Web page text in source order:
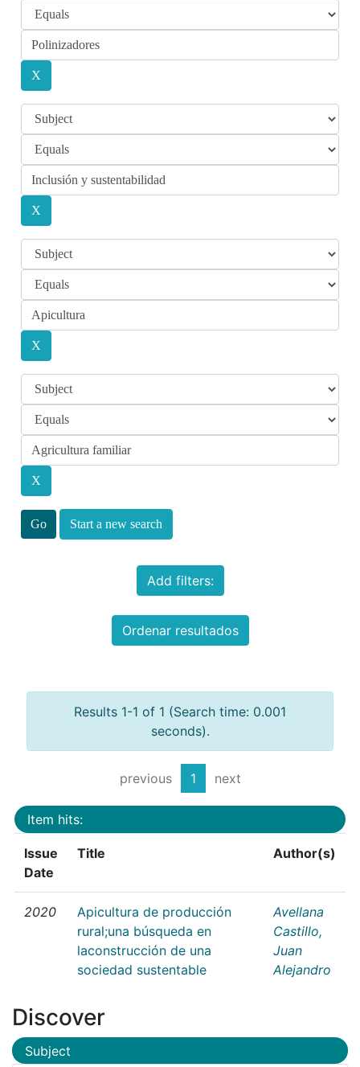
Start a new search
Add filters:
Ordenar resultados
Results 1-1 of 1 (Search time: 0.001
seconds).
previous 1 next
Item hits:
Issue
Date
Title Author(s)
2020
Apicultura de producción
rural;una búsqueda en
laconstrucción de una
sociedad sustentable
Avellana
Castillo,
Juan
Alejandro
Discover
Subject